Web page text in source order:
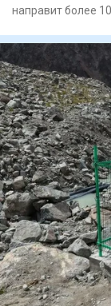
направит более